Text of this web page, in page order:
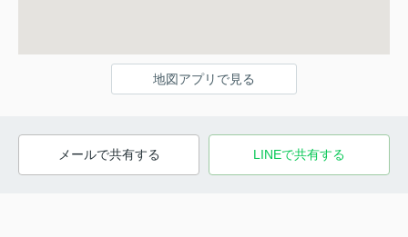
地図アプリで見る
メールで共有する LINEで共有する